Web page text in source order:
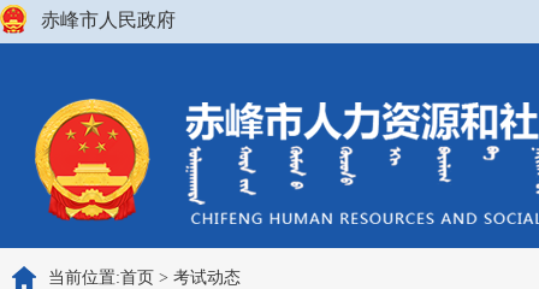
赤峰市人民政府
当前位置:首页 > 考试动态